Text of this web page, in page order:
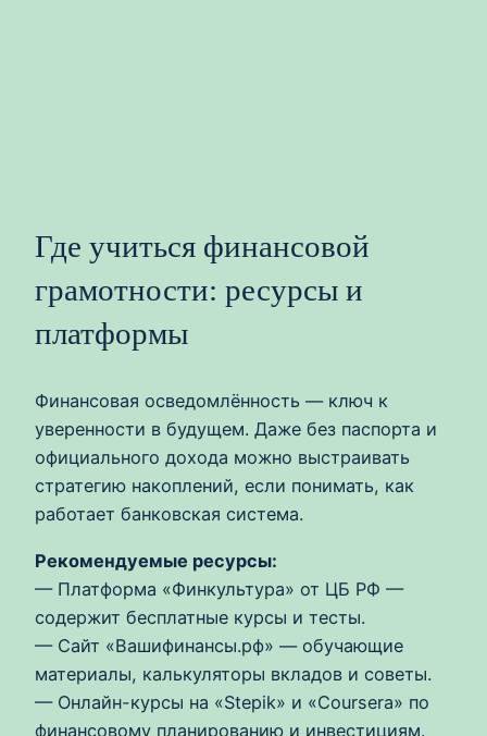
Где учиться финансовой
грамотности: ресурсы и
платформы
Финансовая осведомлённость — ключ к
уверенности в будущем. Даже без паспорта и
официального дохода можно выстраивать
стратегию накоплений, если понимать, как
работает банковская система.
Рекомендуемые ресурсы:
— Платформа «Финкультура» от ЦБ РФ —
содержит бесплатные курсы и тесты.
— Сайт «Вашифинансы.рф» — обучающие
материалы, калькуляторы вкладов и советы.
— Онлайн-курсы на «Stepik» и «Coursera» по
финансовому планированию и инвестициям.